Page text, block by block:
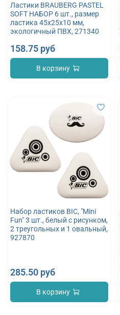
Ластики BRAUBERG PASTEL
SOFT НАБОР 6 шт., размер
ластика 45х25х10 мм,
экологичный ПВХ, 271340
158.75 руб
В корзину
Набор ластиков BIC, "Mini
Fun" 3 шт., белый с рисунком,
2 треугольных и 1 овальный,
927870
285.50 руб
В корзину